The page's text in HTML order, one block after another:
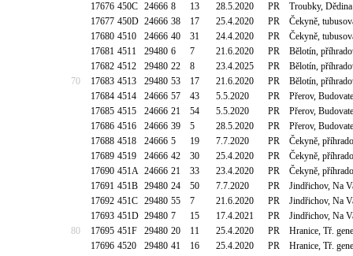
17676 450C 24666 8 13 28.5.2020 PR
Troubky,
17677 450D 24666 38 17 25.4.2020 PR
Čekyně,
17680 4510 24666 40 31 24.4.2020 PR
Čekyně,
17681 4511 29480 6 7 21.6.2020 PR
Bělotín,
17682 4512 29480 22 8 23.4.2025 PR
Bělotín,
70
17683 4513 29480 53 17 21.6.2020 PR
Bělotín,
17684 4514 24666 57 43 5.5.2020 PR
Přerov,
17685 4515 24666 21 54 5.5.2020 PR
Přerov,
17686 4516 24666 39 5 28.5.2020 PR
Přerov,
17688 4518 24666 5 19 7.7.2020 PR
Čekyně,
17689 4519 24666 42 30 25.4.2020 PR
Čekyně,
17690 451A 24666 21 33 23.4.2020 PR
Čekyně,
17691 451B 29480 24 50 7.7.2020 PR
Jindřichov, Na
17692 451C 29480 55 7 21.6.2020 PR
Jindřichov, Na
17693 451D 29480 7 15 17.4.2021 PR
Jindřichov, Na
80
17695 451F 29480 20 11 25.4.2020 PR
Hranice, Tř.
17696 4520 29480 41 16 25.4.2020 PR
Hranice, Tř.